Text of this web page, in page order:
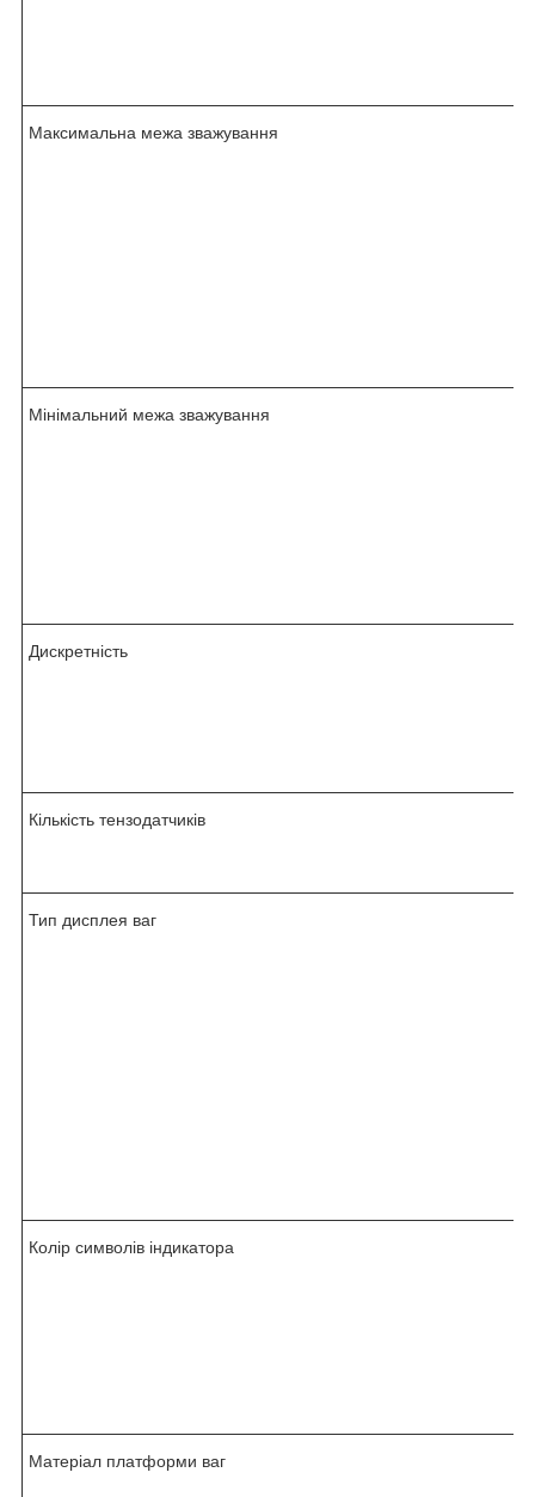
Максимальна межа зважування
Мінімальний межа зважування
Дискретність
Кількість тензодатчиків
Тип дисплея ваг
Колір символів індикатора
Матеріал платформи ваг